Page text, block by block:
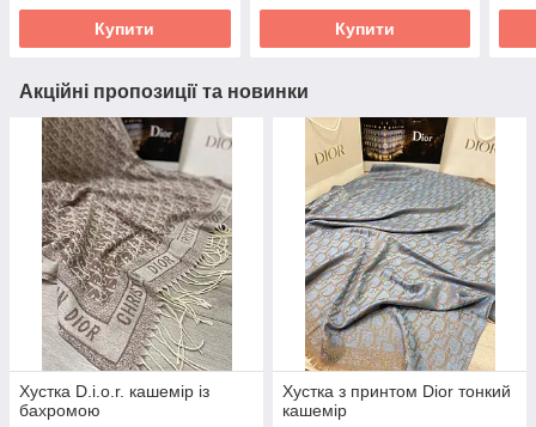
Купити Купити
Акційні пропозиції та новинки
Хустка D.i.o.r. кашемір із
бахромою
Хустка з принтом Dior тонкий
кашемір